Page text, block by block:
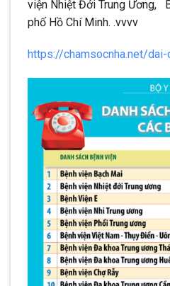
viện Nhiệt Đới Trung Ương,
phố Hồ Chí Minh. .vvvv
https://chamsocnha.net/